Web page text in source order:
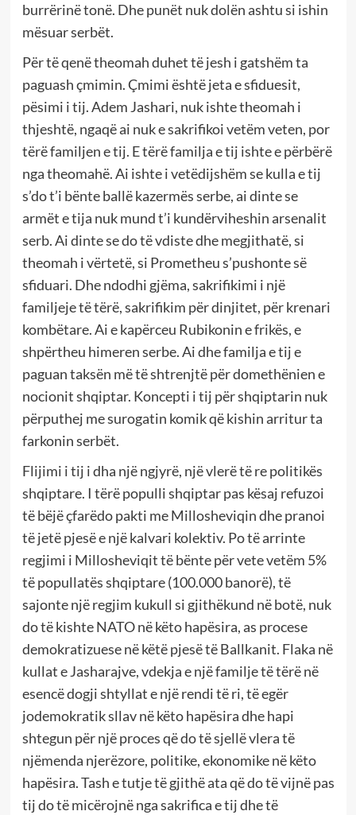
burrërinë tonë. Dhe punët nuk dolën ashtu si ishin
mësuar serbët.
Për të qenë theomah duhet të jesh i gatshëm ta
paguash çmimin. Çmimi është jeta e sfiduesit,
pësimi i tij. Adem Jashari, nuk ishte theomah i
thjeshtë, ngaqë ai nuk e sakrifikoi vetëm veten, por
tërë familjen e tij. E tërë familja e tij ishte e përbërë
nga theomahë. Ai ishte i vetëdijshëm se kulla e tij
s’do t’i bënte ballë kazermës serbe, ai dinte se
armët e tija nuk mund t’i kundërviheshin arsenalit
serb. Ai dinte se do të vdiste dhe megjithatë, si
theomah i vërtetë, si Prometheu s’pushonte së
sfiduari. Dhe ndodhi gjëma, sakrifikimi i një
familjeje të tërë, sakrifikim për dinjitet, për krenari
kombëtare. Ai e kapërceu Rubikonin e frikës, e
shpërtheu himeren serbe. Ai dhe familja e tij e
paguan taksën më të shtrenjtë për domethënien e
nocionit shqiptar. Koncepti i tij për shqiptarin nuk
përputhej me surogatin komik që kishin arritur ta
farkonin serbët.
Flijimi i tij i dha një ngjyrë, një vlerë të re politikës
shqiptare. I tërë populli shqiptar pas kësaj refuzoi
të bëjë çfarëdo pakti me Millosheviqin dhe pranoi
të jetë pjesë e një kalvari kolektiv. Po të arrinte
regjimi i Millosheviqit të bënte për vete vetëm 5%
të popullatës shqiptare (100.000 banorë), të
sajonte një regjim kukull si gjithëkund në botë, nuk
do të kishte NATO në këto hapësira, as procese
demokratizuese në këtë pjesë të Ballkanit. Flaka në
kullat e Jasharajve, vdekja e një familje të tërë në
esencë dogji shtyllat e një rendi të ri, të egër
jodemokratik sllav në këto hapësira dhe hapi
shtegun për një proces që do të sjellë vlera të
njëmenda njerëzore, politike, ekonomike në këto
hapësira. Tash e tutje të gjithë ata që do të vijnë pas
tij do të micërojnë nga sakrifica e tij dhe të